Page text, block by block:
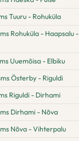
Tuuru - Rohuküla
Rohuküla - Haapsalu -
Uuemõisa - Elbiku
Österby - Riguldi
Riguldi - Dirhami
Dirhami - Nõva
Nõva - Vihterpalu